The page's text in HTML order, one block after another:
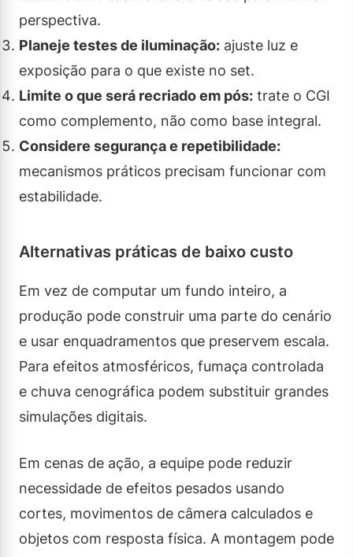
perspectiva.
Planeje testes de iluminação: ajuste luz e
exposição para o que existe no set.
Limite o que será recriado em pós: trate o CGI
como complemento, não como base integral.
Considere segurança e repetibilidade:
mecanismos práticos precisam funcionar com
estabilidade.
Alternativas práticas de baixo custo
Em vez de computar um fundo inteiro, a
produção pode construir uma parte do cenário
e usar enquadramentos que preservem escala.
Para efeitos atmosféricos, fumaça controlada
e chuva cenográfica podem substituir grandes
simulações digitais.
Em cenas de ação, a equipe pode reduzir
necessidade de efeitos pesados usando
cortes, movimentos de câmera calculados e
objetos com resposta física. A montagem pode